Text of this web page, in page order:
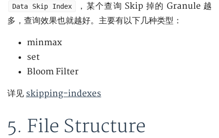
Data Skip Index
，某个查询 Skip 掉的 Granule 越
多，查询效果也就越好。主要有以下几种类型：
minmax
set
Bloom Filter
详见 skipping-indexes
5. File Structure